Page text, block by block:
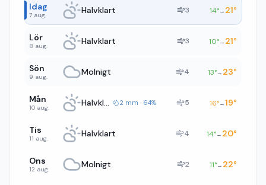
Idag
7 aug. Halvklart 3 14°→ 21°
Lör
8 aug. Halvklart 3 10°→ 21°
Sön
9 aug. Molnigt 4 13°→ 23°
Mån
10 aug. Halvklart 2 mm · 64% 5 16°→19°
Tis
11 aug. Halvklart 4 14°→ 20°
Ons
12 aug. Molnigt 2 11°→ 22°